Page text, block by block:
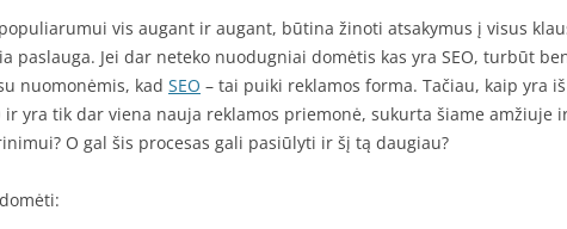
vis augant ir augant, būtina žinoti atsakymus į visus
paslauga. Jei dar neteko nuodugniai domėtis kas yra SEO, turbūt
nuomonėmis, kad SEO – tai puiki reklamos forma. Tačiau, kaip yra iš
ir yra tik dar viena nauja reklamos priemonė, sukurta šiame amžiuje
O gal šis procesas gali pasiūlyti ir šį tą daugiau?